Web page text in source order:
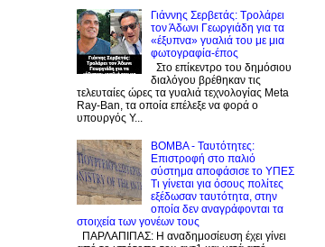
Γιάννης Σερβετάς: Τρολάρει
τον Άδωνι Γεωργιάδη για τα
«έξυπνα» γυαλιά του με μια
φωτογραφία-έπος
Στο επίκεντρο του δημόσιου
διαλόγου βρέθηκαν τις
τελευταίες ώρες τα γυαλιά τεχνολογίας Meta
Ray-Ban, τα οποία επέλεξε να φορά ο
υπουργός Υ...
BOMBA - Ταυτότητες:
Eπιστροφή στο παλιό
σύστημα αποφάσισε το ΥΠΕΣ
Τι γίνεται για όσους πολίτες
εξέδωσαν ταυτότητα, στην
οποία δεν αναγράφονται τα
στοιχεία των γονέων τους
ΠΑΡΛΑΠΙΠΑΣ: Η αναδημοσίευση έχει γίνει